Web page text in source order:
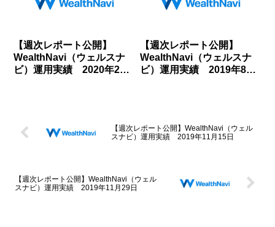
【週次レポート公開】
WealthNavi（ウェルスナ
ビ）運用実績 2020年2月
【週次レポート公開】
WealthNavi（ウェルスナ
ビ）運用実績 2019年8月
【週次レポート公開】WealthNavi（ウェル
スナビ）運用実績 2019年11月15日
【週次レポート公開】WealthNavi（ウェル
スナビ）運用実績 2019年11月29日